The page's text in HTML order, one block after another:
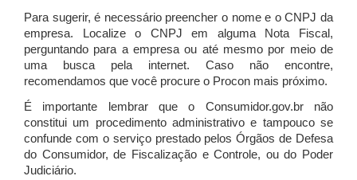
Para sugerir, é necessário preencher o nome e o CNPJ da
empresa. Localize o CNPJ em alguma Nota Fiscal,
perguntando para a empresa ou até mesmo por meio de
uma busca pela internet. Caso não encontre,
recomendamos que você procure o Procon mais próximo.
É importante lembrar que o Consumidor.gov.br não
constitui um procedimento administrativo e tampouco se
confunde com o serviço prestado pelos Órgãos de Defesa
do Consumidor, de Fiscalização e Controle, ou do Poder
Judiciário.